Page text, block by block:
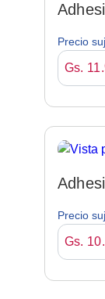
Precio
Gs.
Precio
Gs.